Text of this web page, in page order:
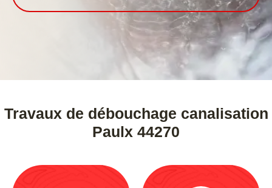
Travaux de débouchage canalisation
Paulx 44270